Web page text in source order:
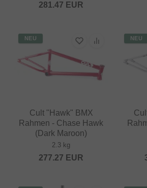
281.47 EUR
NEU
Cult "Hawk" BMX
Rahmen - Chase Hawk
(Dark Maroon)
2.3 kg
277.27 EUR
NEU